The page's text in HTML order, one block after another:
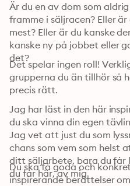
Är du en av dom som
framme i säljracen? Eller
mest? Eller är du kanske
kanske ny på jobbet eller
det?
Det spelar ingen roll!
grupperna du än tillhör så
precis rätt.
Jag har läst in den här
du ska vinna din egen
Jag vet att just du som
chans som vem som helst
ditt säljarbete, bara du får
du får här, av mig.
Du ska få goda och
inspirerande berättelser